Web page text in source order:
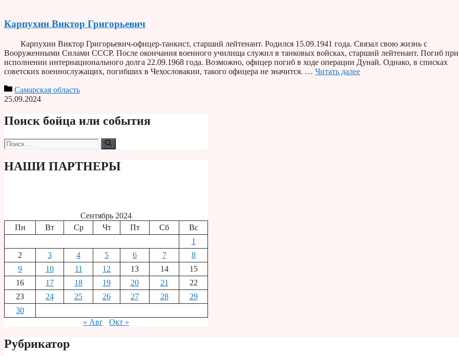
Карпухин Виктор Григорьевич
Карпухин Виктор Григорьевич-офицер-танкист, старший лейтенант. Родился 15.09.1941 года. Связал свою жизнь с
Вооруженными Силами СССР. После окончания военного училища служил в танковых войсках, старший лейтенант. Погиб при
исполнении интернационального долга 22.09.1968 года. Возможно, офицер погиб в ходе операции Дунай. Однако, в списках
советских военнослужащих, погибших в Чехословакии, такого офицера не значится. … Читать далее
Самарская область
25.09.2024
Поиск бойца или события
Поиск:
НАШИ ПАРТНЕРЫ
Сентябрь 2024
Пн
Вт Ср Чт Пт Сб
Вс
1
2
3 4 5 6 7
8
9
10 11 12 13 14
15
16
17 18 19 20 21
22
23
24 25 26 27 28
29
30
« Авг
Окт »
Рубрикатор